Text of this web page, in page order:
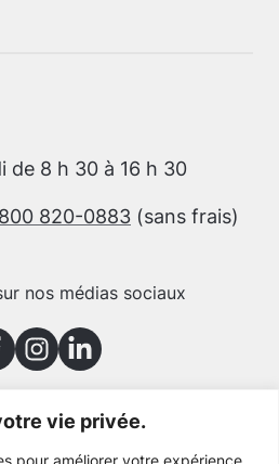
vie privée.
pour améliorer votre expérience
de 8 h 30 à 16 h 30
820-0883 (sans frais)
nos médias sociaux
nos partenaires